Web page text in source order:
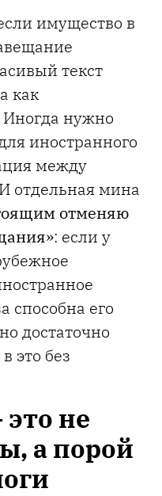
имущество в
текст
как
нужно
иностранного
между
отдельная мина
отменяю
: если у
способна его
достаточно
это без
не
а порой